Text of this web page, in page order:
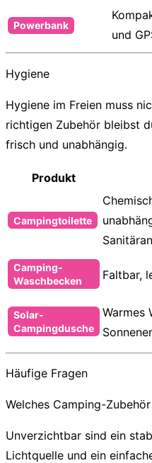
Powerbank
und
Hygiene
Hygiene im Freien muss
richtigen Zubehör bleibst
frisch und unabhängig.
Produkt
Campingtoilette
Camping-
Waschbecken
Faltbar,
Solar-
Campingdusche
Warmes
Häufige Fragen
Welches Camping-
Unverzichtbar sind ein
Lichtquelle und ein